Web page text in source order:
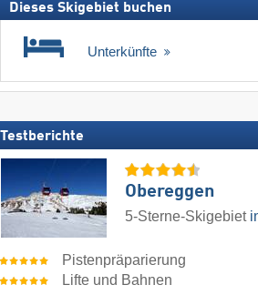
Dieses Skigebiet buchen
Unterkünfte
Testberichte
Obereggen
5-Sterne-Skigebiet
Pistenpräparierung
Lifte und Bahnen